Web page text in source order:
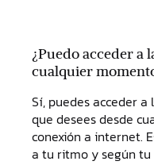
¿Puedo acceder a
cualquier
Sí, puedes acceder
que desees desde
conexión a internet.
a tu ritmo y según tu